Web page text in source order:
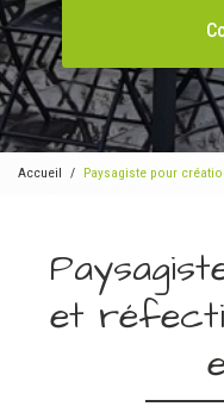
Accueil Paysagiste pour
et